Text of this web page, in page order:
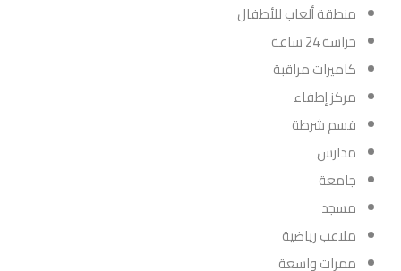
منطقة ألعاب للأطفال
حراسة 24 ساعة
كاميرات مراقبة
مركز إطفاء
قسم شرطة
مدارس
جامعة
مسجد
ملاعب رياضية
ممرات واسعة